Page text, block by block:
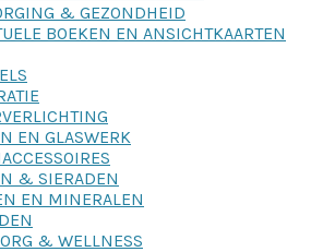
& GEZONDHEID
BOEKEN EN ANSICHTKAARTEN
EN GLASWERK
& SIERADEN
EN MINERALEN
& WELLNESS